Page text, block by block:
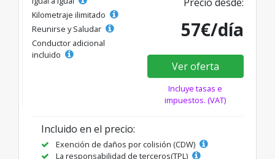
Kilometraje ilimitado
Reunirse y Saludar
Conductor adicional
incluido
57€/día
Ver oferta
Incluye tasas e
impuestos. (VAT)
Incluido en el precio:
Exención de daños por colisión (CDW)
La responsabilidad de terceros(TPL)